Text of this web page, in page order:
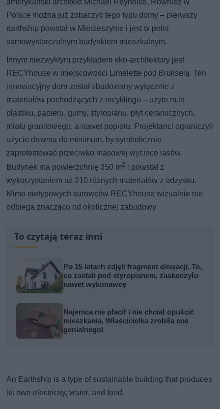
Polsce można już zobaczyć tego typu domy – pierwszy
earthship powstał w Mierzeszynie i jest w pełni
samowystarczalnym budynkiem mieszkalnym.
Innym niezwykłym przykładem eko-architektury jest
RECYhouse w miejscowości Limelette pod Brukselą. Ten
innowacyjny dom został zbudowany wyłącznie z
materiałów pochodzących z recyklingu – użyto m.in.
plastiku, papieru, gumy, styropianu, płyt ceramicznych,
miału granitowego, a nawet popiołu. Projektanci ograniczyli
użycie drewna do minimum, by symbolicznie
zaprotestować przeciwko masowej wycince lasów.
Budynek ma powierzchnię 350 m2 i powstał z
wykorzystaniem aż 210 różnych materiałów z odzysku.
Mimo nietypowych surowców RECYhouse wizualnie nie
odbiega znacząco od okolicznej zabudowy.
To czytają teraz inni
Po 15 latach zdjęli fragment elewacji. To,
co zastali pod styropianem, zaskoczyło
nawet wykonawcę
Najemca nie płacił i nie chciał opuścić
mieszkania. Właścicielka zrobiła coś
genialnego!
An Earthship is a type of sustainable building that produces
its own electricity, water, and food.